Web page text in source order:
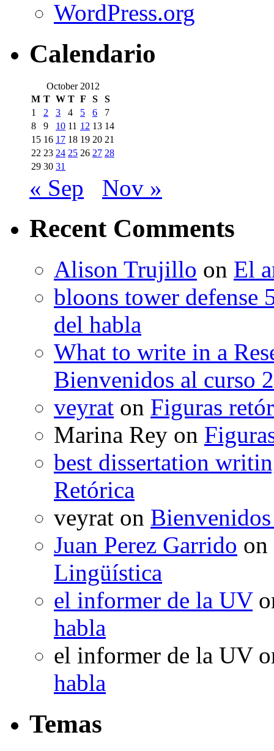
WordPress.org
Calendario
October 2012
M T W T F S
S
1
2 3 4 5 6
7
8
9 10 11 12 13 14
15 16 17 18 19 20 21
22 23 24 25 26 27 28
29 30 31
« Sep Nov »
Recent Comments
Alison Trujillo on El
bloons tower defense
del habla
What to write in a
Bienvenidos al curso
veyrat on Figuras
Marina Rey on
best dissertation
Retórica
veyrat on
Juan Perez Garrido on
Lingüística
el informer de la UV
habla
el informer de la UV
habla
Temas